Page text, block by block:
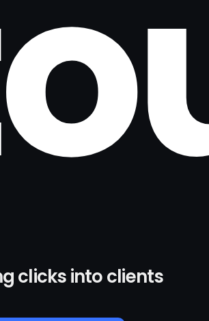
clicks into clients